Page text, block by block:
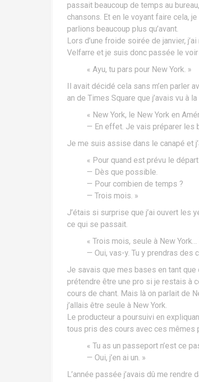
passait beaucoup de temps au
chansons. Et en le voyant faire cela,
parlions beaucoup plus qu’avant.
Lors d’une froide soirée de janvier,
Velfarre et je suis donc passée le
« Ayu, tu pars pour New York. »
Il avait décidé cela sans m’en parler
an de Times Square que j’avais vu à
« New York, le New York en
— En effet. Je vais préparer les
Je me suis assise dans le canapé et
« Pour quand est prévu le
— Dès que possible.
— Pour combien de temps ?
— Trois mois. »
J’étais si surprise que j’ai ouvert les
ce qui se passait.
« Trois mois, seule à New York…
— Oui, vas-y. Tu y prendras des
Je savais que mes bases en tant
prétendre être une pro si je restais à
cours de chant. Mais là on parlait de
j’allais être seule à New York.
Le producteur a poursuivi en
tous pris des cours avec ces mêmes
« Tu as un passeport n’est ce
— Oui, j’en ai un. »
L’année passée j’avais dû me